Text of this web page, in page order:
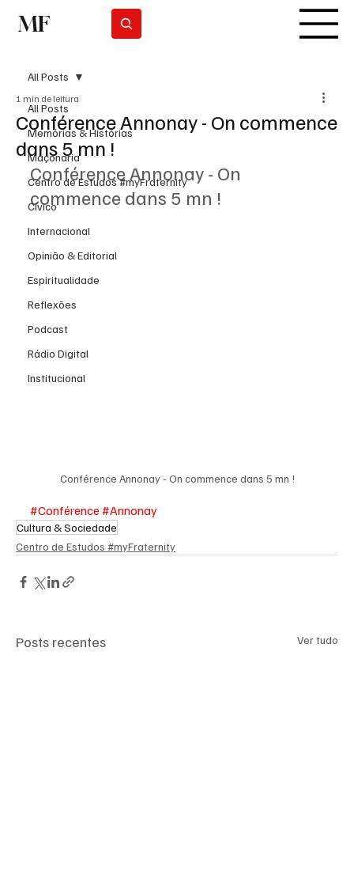
MF
All Posts
Memórias & Histórias
Maçonaria
Centro de Estudos #myFraternity
Cívico
Internacional
Opinião & Editorial
Espiritualidade
Reflexões
Podcast
Rádio Digital
Institucional
All Posts
Conférence Annonay - On commence
dans 5 mn !
1 min de leitura
Conférence Annonay - On
commence dans 5 mn !
Conférence Annonay - On commence dans 5 mn !
#Conférence #Annonay
Cultura & Sociedade
Centro de Estudos #myFraternity
Posts recentes Ver tudo